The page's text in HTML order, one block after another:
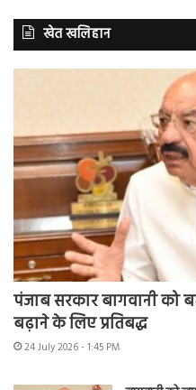
खेत खलिहान
पंजाब सरकार बागवानी को
बढ़ाने के लिए प्रतिबद्ध
24 July 2026 - 1:45 PM